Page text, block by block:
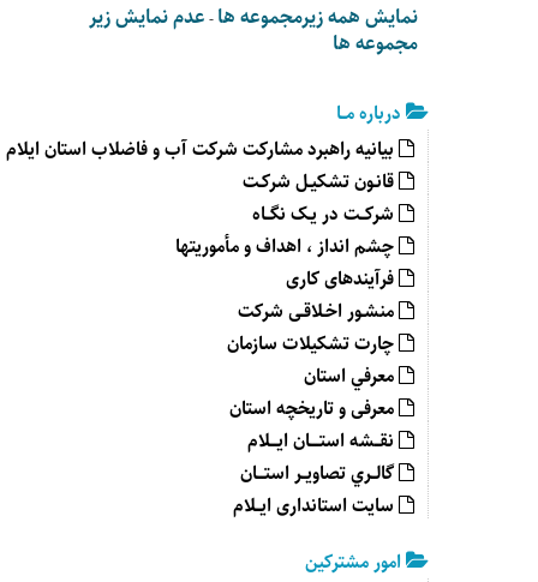
نمایش همه زیرمجموعه ها-عدم نمایش زیر
مجموعه ها
درباره مــا
بیانیه راهبرد مشارکت شرکت آب و فاضلاب استان ایلام
قانـون تشكيـل شركـت
شرکــت در یـک نگــاه
چشم انداز ، اهداف و مأموریتها
فرآیندهای کاری
منشـور اخـلاقـی شرکت
چارت تشکیلات سازمان
معرفي استان
معرفی و تاریخچه استان
نقــشه استــــان ایـــلام
گالــري تصاويــر استـــان
سایت استانداری ایــلام
امور مشترکین